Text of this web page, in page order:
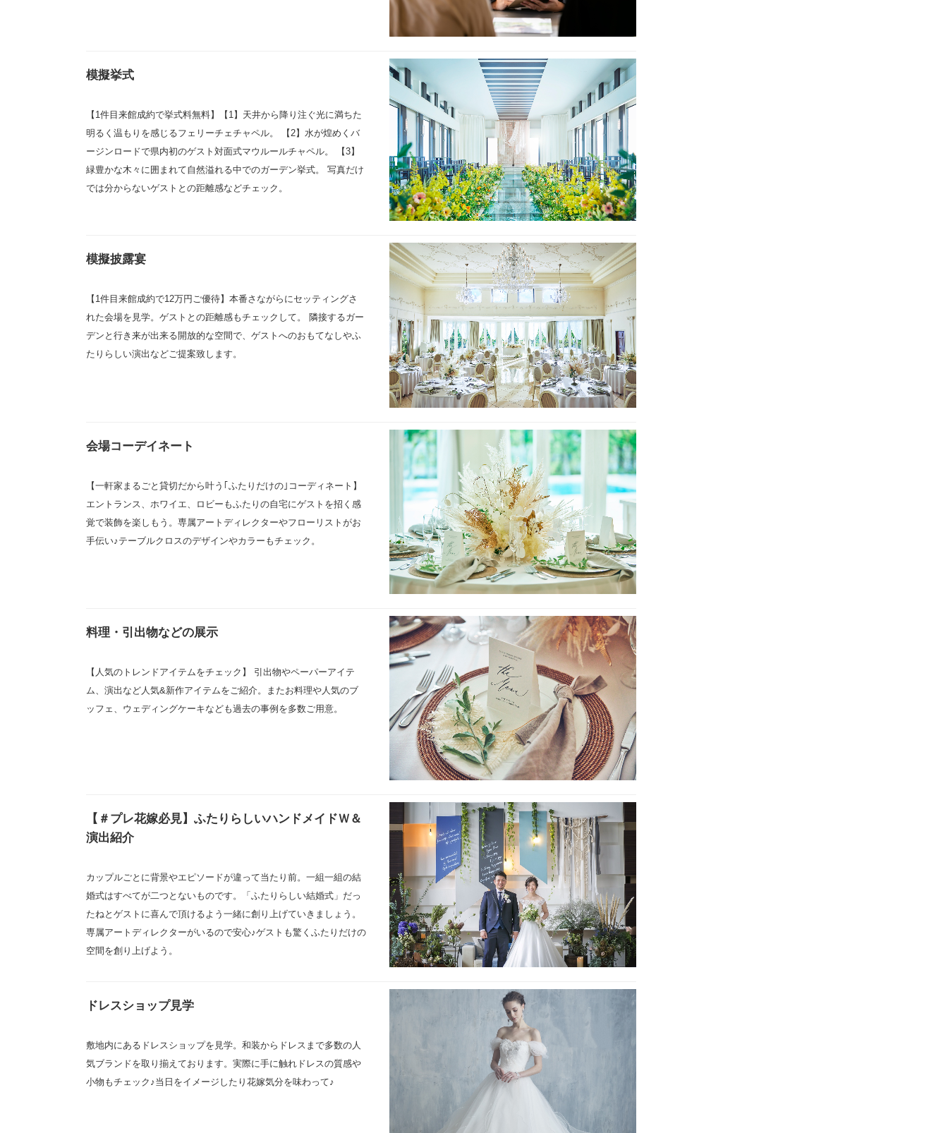
模擬挙式
【1件目来館成約で挙式料無料】【1】天井から降り注ぐ光に満ちた
明るく温もりを感じるフェリーチェチャペル。 【2】水が煌めくバ
ージンロードで県内初のゲスト対面式マウルールチャペル。 【3】
緑豊かな木々に囲まれて自然溢れる中でのガーデン挙式。 写真だけ
では分からないゲストとの距離感などチェック。
模擬披露宴
【1件目来館成約で12万円ご優待】本番さながらにセッティングさ
れた会場を見学。ゲストとの距離感もチェックして。 隣接するガー
デンと行き来が出来る開放的な空間で、ゲストへのおもてなしやふ
たりらしい演出などご提案致します。
会場コーデイネート
【一軒家まるごと貸切だから叶う｢ふたりだけの｣コーディネート】
エントランス、ホワイエ、ロビーもふたりの自宅にゲストを招く感
覚で装飾を楽しもう。専属アートディレクターやフローリストがお
手伝い♪テーブルクロスのデザインやカラーもチェック。
料理・引出物などの展示
【人気のトレンドアイテムをチェック】 引出物やペーパーアイテ
ム、演出など人気&新作アイテムをご紹介。またお料理や人気のブ
ッフェ、ウェディングケーキなども過去の事例を多数ご用意。
【＃プレ花嫁必見】ふたりらしいハンドメイドＷ＆
演出紹介
カップルごとに背景やエピソードが違って当たり前。一組一組の結
婚式はすべてが二つとないものです。「ふたりらしい結婚式」だっ
たねとゲストに喜んで頂けるよう一緒に創り上げていきましょう。
専属アートディレクターがいるので安心♪ゲストも驚くふたりだけの
空間を創り上げよう。
ドレスショップ見学
敷地内にあるドレスショップを見学。和装からドレスまで多数の人
気ブランドを取り揃えております。実際に手に触れドレスの質感や
小物もチェック♪当日をイメージしたり花嫁気分を味わって♪